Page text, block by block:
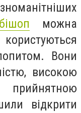
можна
Вони
високою
відкрити